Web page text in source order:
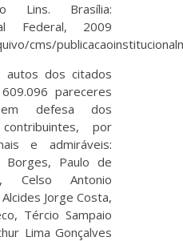
Lins. Brasília:
Federal, 2009
cms/
autos dos citados
pareceres
em defesa dos
por
e admiráveis:
Borges, Paulo de
Celso Antonio
Jorge Costa,
Tércio Sampaio
Lima Gonçalves